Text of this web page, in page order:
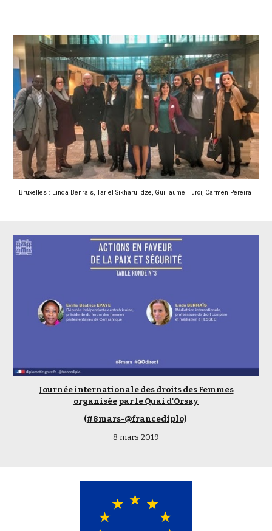
Bruxelles : Linda Benraïs, Tariel Sikharulidze, Guillaume Turci, Carmen Pereira
Journée internationale des droits des Femmes
organisée par le Quai d'Orsay
(#8mars-@francediplo)
8 mars 2019